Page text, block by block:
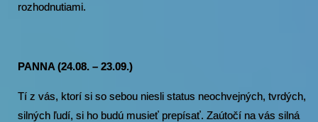
rozhodnutiami.
PANNA (24.08. – 23.09.)
Tí z vás, ktorí si so sebou niesli status neochvejných, tvrdých,
silných ľudí, si ho budú musieť prepísať. Zaútočí na vás silná